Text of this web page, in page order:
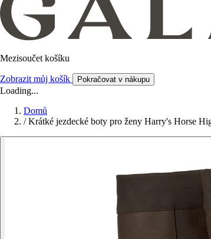
Mezisoučet košíku
Zobrazit můj košík Pokračovat v nákupu
Loading...
Domů
/ Krátké jezdecké boty pro ženy Harry's Horse